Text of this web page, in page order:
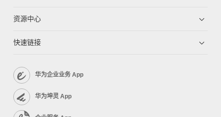
资源中心
快速链接
华为企业业务 App
华为坤灵 App